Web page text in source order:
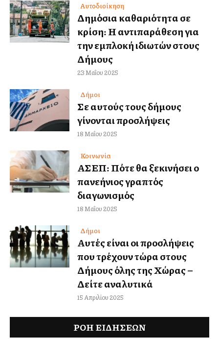
Αυτοδιοίκηση
Δημόσια καθαριότητα σε
κρίση: Η αντιπαράθεση για
την εμπλοκή ιδιωτών στους
Δήμους
23 Μαΐου 2025
Δήμοι
Σε αυτούς τους δήμους
γίνονται προσλήψεις
18 Μαΐου 2025
Κοινωνία
ΑΣΕΠ: Πότε θα ξεκινήσει ο
πανελλήνιος γραπτός
διαγωνισμός
18 Μαΐου 2025
Δήμοι
Αυτές είναι οι προσλήψεις
που τρέχουν τώρα στους
Δήμους όλης της Χώρας –
Δείτε αναλυτικά
15 Απριλίου 2025
ΡΟΗ ΕΙΔΉΣΕΩΝ